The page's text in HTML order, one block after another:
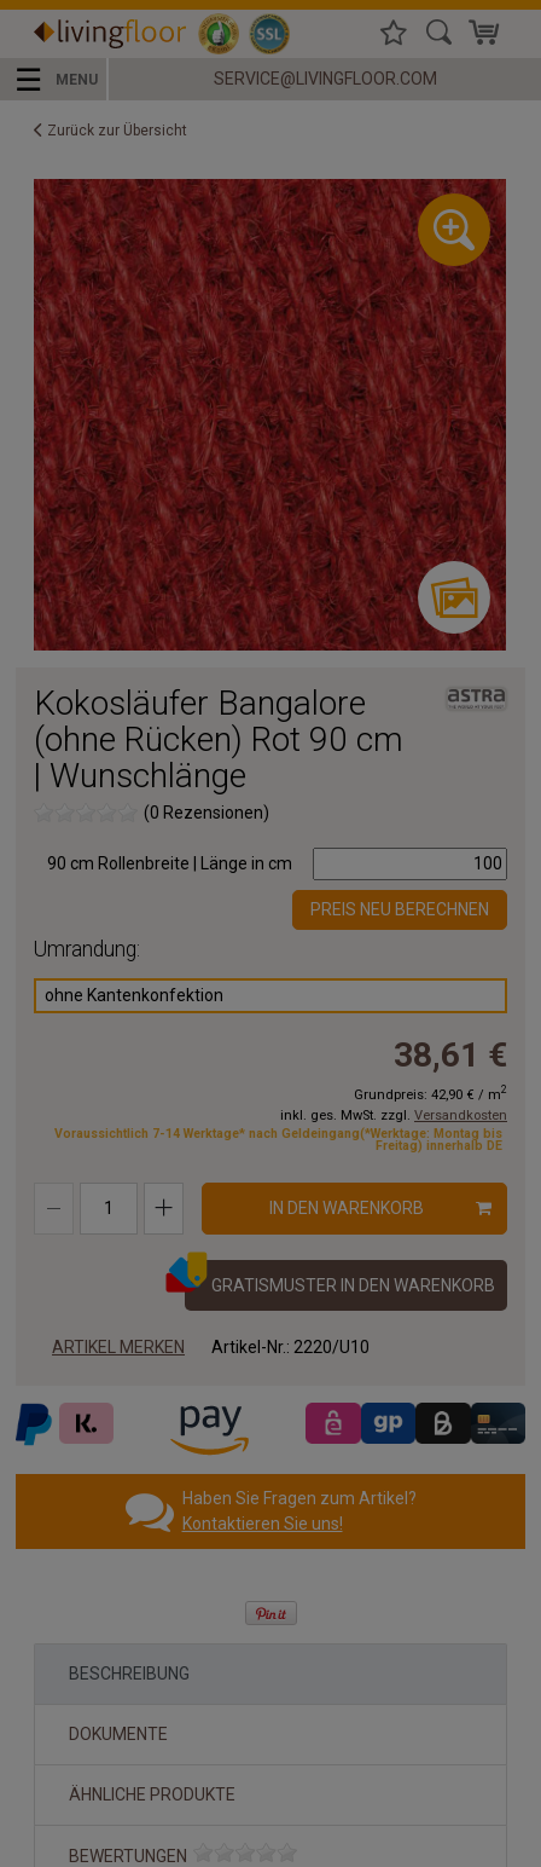
☰ MENU SERVICE@LIVINGFLOOR.COM
Zurück zur Übersicht
Kokosläufer Bangalore
(ohne Rücken) Rot 90 cm
| Wunschlänge
(0 Rezensionen)
90 cm Rollenbreite | Länge in cm
PREIS NEU BERECHNEN
Umrandung:
ohne Kantenkonfektion
38,61 €
Grundpreis: 42,90 € / m2
inkl. ges. MwSt. zzgl. Versandkosten
Voraussichtlich 7-14 Werktage* nach Geldeingang(*Werktage: Montag bis
Freitag) innerhalb DE
IN DEN WARENKORB
GRATISMUSTER IN DEN WARENKORB
ARTIKEL MERKEN Artikel-Nr.: 2220/U10
Haben Sie Fragen zum Artikel?
Kontaktieren Sie uns!
BESCHREIBUNG
DOKUMENTE
ÄHNLICHE PRODUKTE
BEWERTUNGEN